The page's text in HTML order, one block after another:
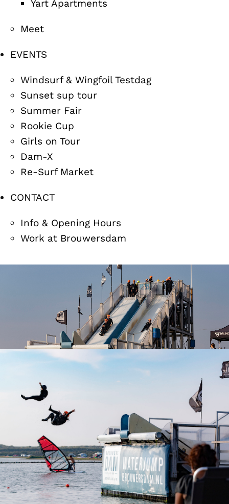
Yart Apartments
Meet
EVENTS
Windsurf & Wingfoil Testdag
Sunset sup tour
Summer Fair
Rookie Cup
Girls on Tour
Dam-X
Re-Surf Market
CONTACT
Info & Opening Hours
Work at Brouwersdam